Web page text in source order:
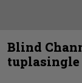
Blind